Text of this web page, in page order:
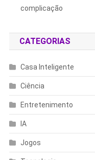
complicação
CATEGORIAS
Casa Inteligente
Ciência
Entretenimento
IA
Jogos